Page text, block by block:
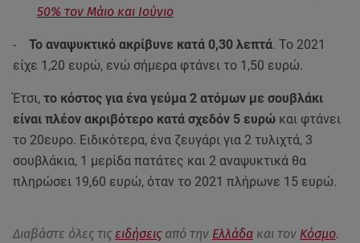
50% τον Μάιο και Ιούνιο
- Το αναψυκτικό ακρίβυνε κατά 0,30 λεπτά. Το 2021
είχε 1,20 ευρώ, ενώ σήμερα φτάνει το 1,50 ευρώ.
Έτσι, το κόστος για ένα γεύμα 2 ατόμων με σουβλάκι
είναι πλέον ακριβότερο κατά σχεδόν 5 ευρώ και φτάνει
το 20ευρο. Ειδικότερα, ένα ζευγάρι για 2 τυλιχτά, 3
σουβλάκια, 1 μερίδα πατάτες και 2 αναψυκτικά θα
πληρώσει 19,60 ευρώ, όταν το 2021 πλήρωνε 15 ευρώ.
Διαβάστε όλες τις ειδήσεις από την Ελλάδα και τον Κόσμο.